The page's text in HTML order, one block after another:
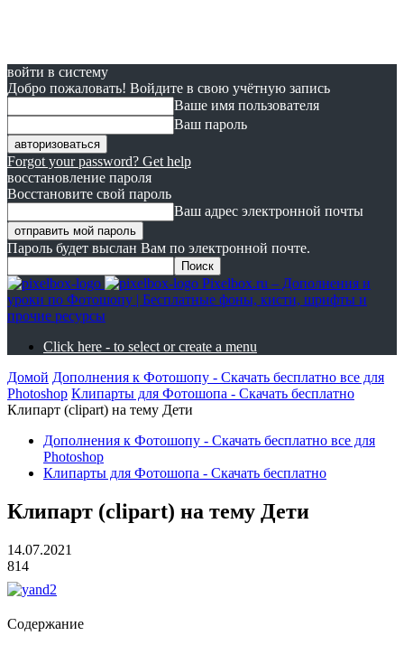
войти в систему
Добро пожаловать! Войдите в свою учётную запись
Ваше имя пользователя
Ваш пароль
Forgot your password? Get help
восстановление пароля
Восстановите свой пароль
Ваш адрес электронной почты
Пароль будет выслан Вам по электронной почте.
Pixelbox.ru – Дополнения и
уроки по Фотошопу | Бесплатные фоны, кисти, шрифты и
прочие ресурсы
Click here - to select or create a menu
Домой Дополнения к Фотошопу - Скачать бесплатно все для
Photoshop Клипарты для Фотошопа - Скачать бесплатно
Клипарт (clipart) на тему Дети
Дополнения к Фотошопу - Скачать бесплатно все для
Photoshop
Клипарты для Фотошопа - Скачать бесплатно
Клипарт (clipart) на тему Дети
14.07.2021
814
Содержание